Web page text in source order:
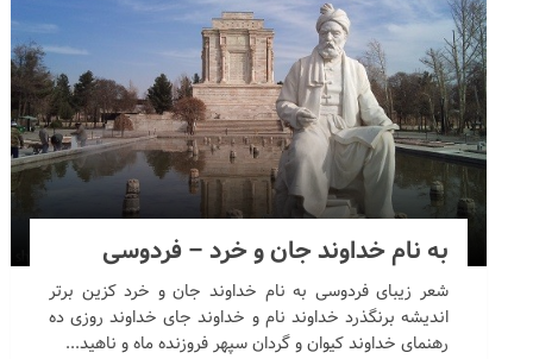
به نام خداوند جان و خرد – فردوسی
شعر زیبای فردوسی به نام خداوند جان و خرد کزین برتر
اندیشه برنگذرد خداوند نام و خداوند جای خداوند روزی ده
رهنمای خداوند کیوان و گردان سپهر فروزنده ماه و ناهید...